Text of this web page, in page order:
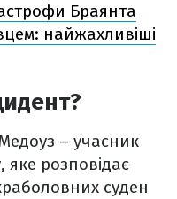
Браянта
найжахливіші
– учасник
яке розповідає
суден